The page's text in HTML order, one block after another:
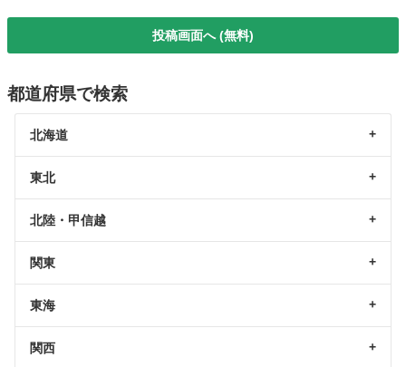
投稿画面へ (無料)
都道府県で検索
北海道
東北
北陸・甲信越
関東
東海
関西